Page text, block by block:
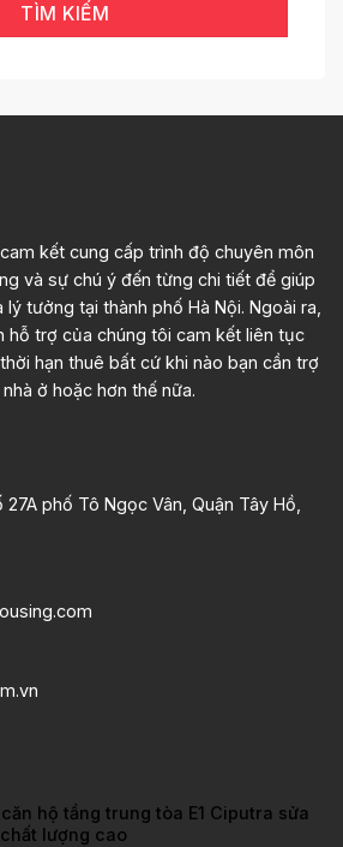
TÌM KIẾM
cam kết cung cấp trình độ chuyên môn
và sự chú ý đến từng chi tiết để giúp
tưởng tại thành phố Hà Nội. Ngoài ra,
hỗ trợ của chúng tôi cam kết liên tục
hạn thuê bất cứ khi nào bạn cần trợ
ở hoặc hơn thế nữa.
phố Tô Ngọc Vân, Quận Tây Hồ,
dẫn
hộ tầng trung tòa E1 Ciputra sửa
lượng cao